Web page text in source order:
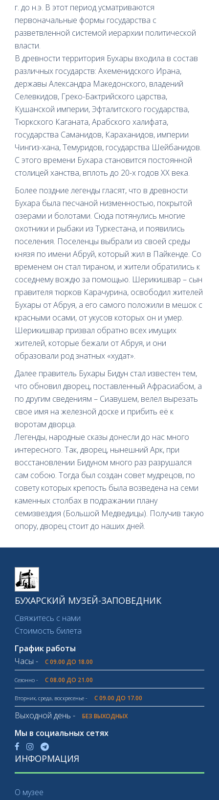
г. до н.э. В этот период усматриваются
первоначальные формы государства с
разветвленной системой иерархии политической
власти.
В древности территория Бухары входила в состав
различных государств: Ахеменидского Ирана,
державы Александра Македонского, владений
Селевкидов, Греко-Бактрийского царства,
Кушанской империи, Эфталитского государства,
Тюркского Каганата, Арабского халифата,
государства Саманидов, Караханидов, империи
Чингиз-хана, Темуридов, государства Шейбанидов.
С этого времени Бухара становится постоянной
столицей ханства, вплоть до 20-х годов ХХ века.
Более поздние легенды гласят, что в древности
Бухара была песчаной низменностью, покрытой
озерами и болотами. Сюда потянулись многие
охотники и рыбаки из Туркестана, и появились
поселения. Поселенцы выбрали из своей среды
князя по имени Абруй, который жил в Пайкенде. Со
временем он стал тираном, и жители обратились к
соседнему вождю за помощью. Шерикишвар – сын
правителя тюрков Карачурина, освободил жителей
Бухары от Абруя, а его самого положили в мешок с
красными осами, от укусов которых он и умер.
Шерикишвар призвал обратно всех имущих
жителей, которые бежали от Абруя, и они
образовали род знатных «худат».
Далее правитель Бухары Бидун стал известен тем,
что обновил дворец, поставленный Афрасиабом, а
по другим сведениям – Сиавушем, велел вырезать
свое имя на железной доске и прибить её к
воротам дворца.
Легенды, народные сказы донесли до нас много
интересного. Так, дворец, нынешний Арк, при
восстановлении Бидуном много раз разрушался
сам собою. Тогда был создан совет мудрецов, по
совету которых крепость была возведена на семи
каменных столбах в подражании плану
семизвездия (Большой Медведицы). Получив такую
опору, дворец стоит до наших дней.
БУХАРСКИЙ МУЗЕЙ-ЗАПОВЕДНИК
Свяжитесь с нами
Стоимость билета
График работы
Часы -
С 09.00 ДО 18.00
Сезонно - С 08.00 ДО 21.00
Вторник, среда, воскресенье - С 09.00 ДО 17.00
Выходной день - БЕЗ ВЫХОДНЫХ
Мы в социальных сетях
ИНФОРМАЦИЯ
О музее